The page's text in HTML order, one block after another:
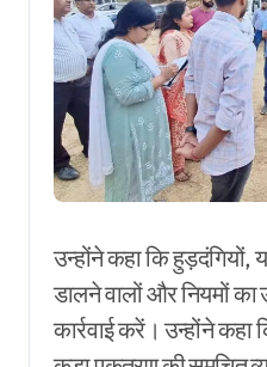
उन्होंने कहा कि हुड़दंगियों,
डालने वालों और नियमों
कार्रवाई करें। उन्होंने कहा